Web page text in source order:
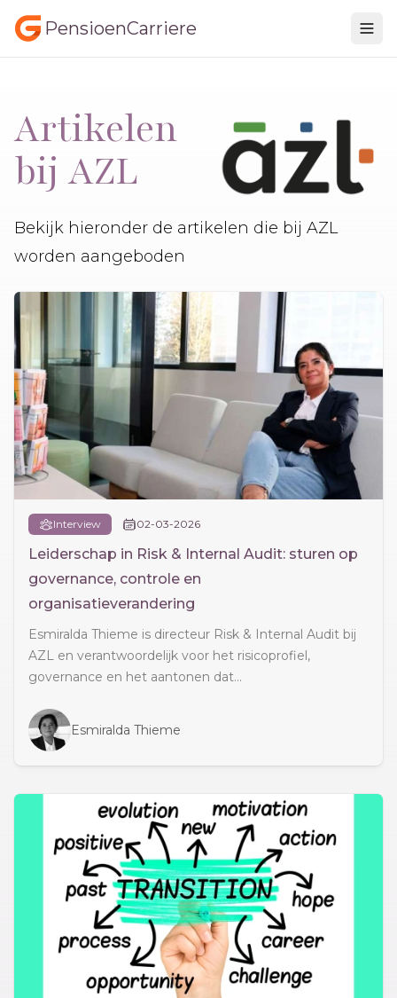
PensioenCarriere
Artikelen
bij AZL
Bekijk hieronder de artikelen die bij AZL
worden aangeboden
Interview 02-03-2026
Leiderschap in Risk & Internal Audit: sturen op
governance, controle en
organisatieverandering
Esmiralda Thieme is directeur Risk & Internal Audit bij
AZL en verantwoordelijk voor het risicoprofiel,
governance en het aantonen dat...
Esmiralda Thieme